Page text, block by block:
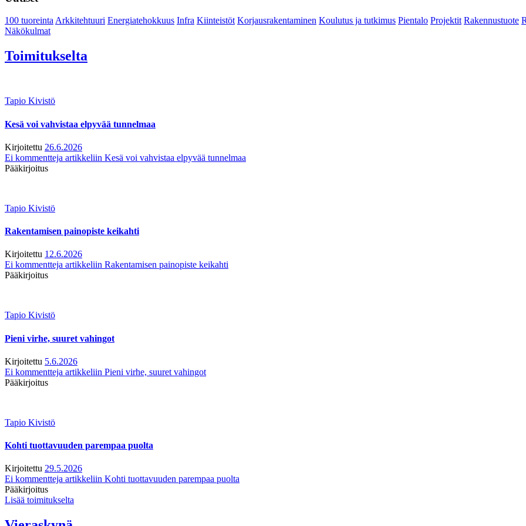
100 tuoreintaArkkitehtuuri Energiatehokkuus Infra Kiinteistöt Korjausrakentaminen Koulutus ja tutkimus Pientalo Projektit Rakennustuote
Näkökulmat
Toimitukselta
Tapio Kivistö
Kesä voi vahvistaa elpyvää tunnelmaa
Kirjoitettu 26.6.2026
Ei kommentteja artikkeliin Kesä voi vahvistaa elpyvää tunnelmaa
Pääkirjoitus
Tapio Kivistö
Rakentamisen painopiste keikahti
Kirjoitettu 12.6.2026
Ei kommentteja artikkeliin Rakentamisen painopiste keikahti
Pääkirjoitus
Tapio Kivistö
Pieni virhe, suuret vahingot
Kirjoitettu 5.6.2026
Ei kommentteja artikkeliin Pieni virhe, suuret vahingot
Pääkirjoitus
Tapio Kivistö
Kohti tuottavuuden parempaa puolta
Kirjoitettu 29.5.2026
Ei kommentteja artikkeliin Kohti tuottavuuden parempaa puolta
Pääkirjoitus
Lisää toimitukselta